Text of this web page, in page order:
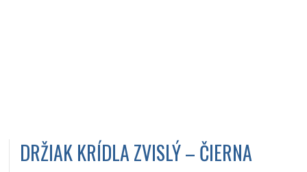
DRŽIAK KRÍDLA ZVISLÝ – ČIERNA